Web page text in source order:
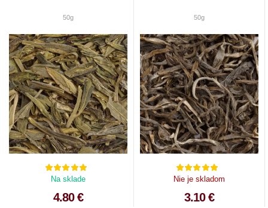
50g
Na sklade
4.80 €
50g
Nie je skladom
3.10 €